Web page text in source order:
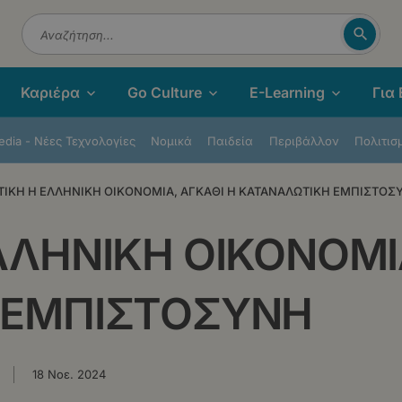
Αναζήτηση
- Νέες Τεχνολογίες Νομικά Παιδεία Περιβάλλον
Καριέρα Go Culture E-Learning Για
Η ΕΛΛΗΝΙΚΗ ΟΙΚΟΝΟΜΙΑ, ΑΓΚΑΘΙ Η ΚΑΤΑΝΑΛΩΤΙΚΗ
18 Νοε. 2024